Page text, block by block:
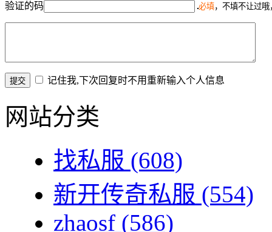
验证的码 必填，不填不让过
记住我,下次回复时不用重新输入个人信息
网站分类
找私服 (608)
新开传奇私服 (554)
zhaosf (586)